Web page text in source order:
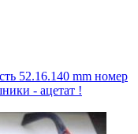
52.16.140 mm номер
- ацетат !